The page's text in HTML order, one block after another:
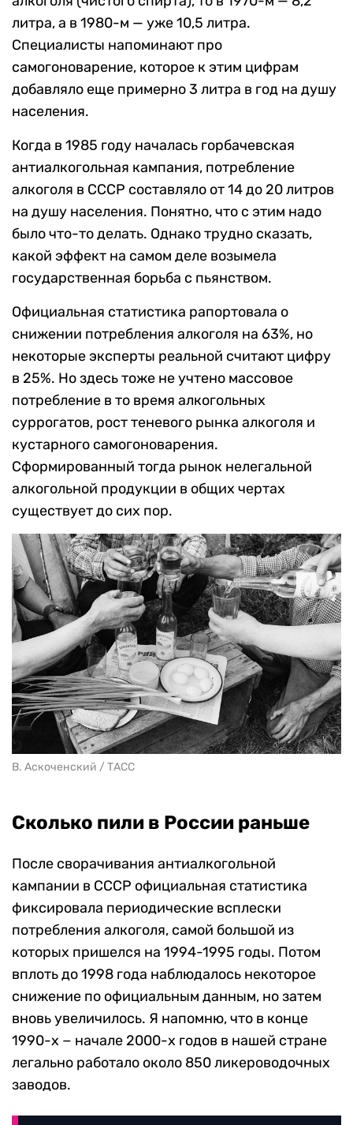
литра, а в 1980-м — уже 10,5 литра.
Специалисты напоминают про
самогоноварение, которое к этим цифрам
добавляло еще примерно 3 литра в год на душу
населения.
Когда в 1985 году началась горбачевская
антиалкогольная кампания, потребление
алкоголя в СССР составляло от 14 до 20 литров
на душу населения. Понятно, что с этим надо
было что-то делать. Однако трудно сказать,
какой эффект на самом деле возымела
государственная борьба с пьянством.
Официальная статистика рапортовала о
снижении потребления алкоголя на 63%, но
некоторые эксперты реальной считают цифру
в 25%. Но здесь тоже не учтено массовое
потребление в то время алкогольных
суррогатов, рост теневого рынка алкоголя и
кустарного самогоноварения.
Сформированный тогда рынок нелегальной
алкогольной продукции в общих чертах
существует до сих пор.
В. Аскоченский / ТАСС
Сколько пили в России раньше
После сворачивания антиалкогольной
кампании в СССР официальная статистика
фиксировала периодические всплески
потребления алкоголя, самой большой из
которых пришелся на 1994-1995 годы. Потом
вплоть до 1998 года наблюдалось некоторое
снижение по официальным данным, но затем
вновь увеличилось. Я напомню, что в конце
1990-х − начале 2000-х годов в нашей стране
легально работало около 850 ликероводочных
заводов.